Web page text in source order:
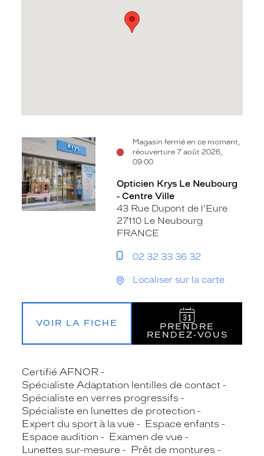
Magasin fermé en ce moment,
réouverture 7 août 2026,
09:00
Voir
la
fiche
Opticien Krys Le Neubourg
- Centre Ville
43 Rue Dupont de l'Eure
27110 Le Neubourg
FRANCE
02 32 33 36 32
Localiser sur la carte
VOIR LA FICHE
PRENDRE
RENDEZ‑VOUS
Certifié AFNOR
Spécialiste Adaptation lentilles de contact
Spécialiste en verres progressifs
Spécialiste en lunettes de protection
Expert du sport à la vue
Espace enfants
Espace audition
Examen de vue
Lunettes sur-mesure
Prêt de montures